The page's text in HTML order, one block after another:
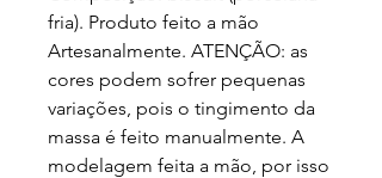
fria). Produto feito a mão
Artesanalmente. ATENÇÃO: as
cores podem sofrer pequenas
variações, pois o tingimento da
massa é feito manualmente. A
modelagem feita a mão, por isso